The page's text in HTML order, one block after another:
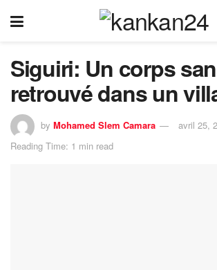
Siguiri: Un corps
retrouvé dans un
by Mohamed Slem Camara
avril 25,
Reading Time: 1 min read